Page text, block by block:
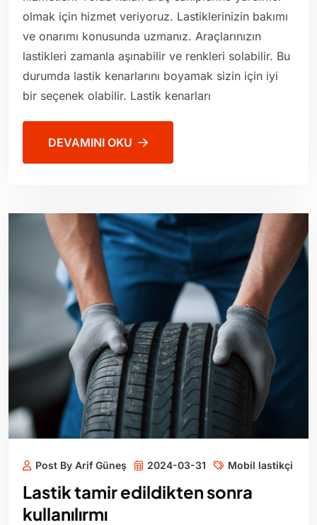
olmak için hizmet veriyoruz. Lastiklerinizin bakımı
ve onarımı konusunda uzmanız. Araçlarınızın
lastikleri zamanla aşınabilir ve renkleri solabilir. Bu
durumda lastik kenarlarını boyamak sizin için iyi
bir seçenek olabilir. Lastik kenarları
DEVAMINI OKU
Post By Arif Güneş 2024-03-31 Mobil lastikçi
Lastik tamir edildikten sonra
kullanılırmı